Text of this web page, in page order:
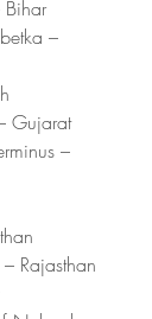
Bihar
–
Gujarat
–
Rajasthan